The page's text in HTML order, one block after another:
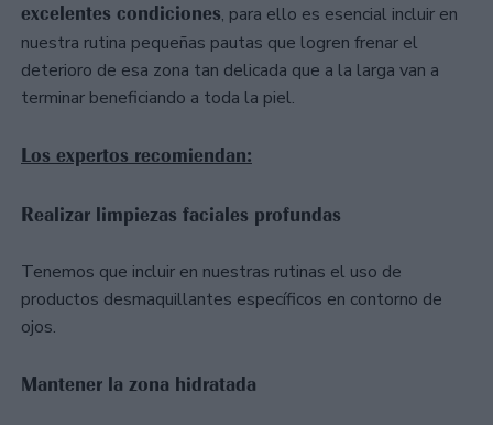
excelentes condiciones, para ello es esencial incluir en
nuestra rutina pequeñas pautas que logren frenar el
deterioro de esa zona tan delicada que a la larga van a
terminar beneficiando a toda la piel.
Los expertos recomiendan:
Realizar limpiezas faciales profundas
Tenemos que incluir en nuestras rutinas el uso de
productos desmaquillantes específicos en contorno de
ojos.
Mantener la zona hidratada